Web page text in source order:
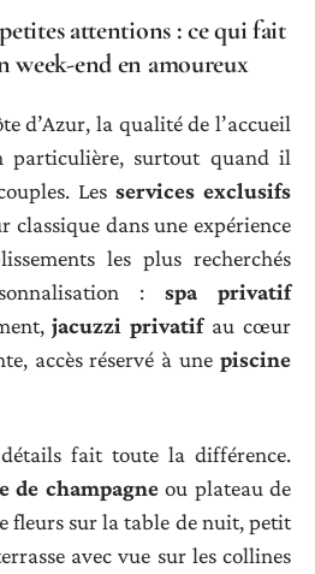
attentions : ce qui fait
week-end en amoureux
d’Azur, la qualité de l’accueil
particulière, surtout quand il
Les services exclusifs
classique dans une expérience
les plus recherchés
:spa privatif
jacuzzi privatifau cœur
accès réservé à une piscine
fait toute la différence.
de champagneou plateau de
fleurs sur la table de nuit, petit
avec vue sur les collines